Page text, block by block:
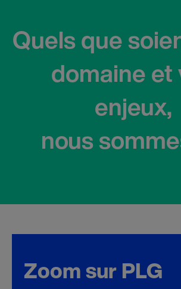
Quels que
domaine et
enjeux,
nous
Zoom sur PLG